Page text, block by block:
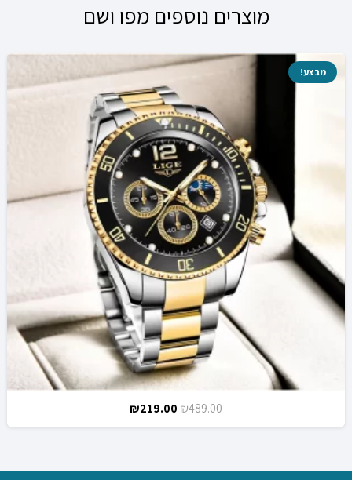
מוצרים נוספים מפו ושם
מבצע!
₪489.00
המחיר
המקורי
₪489.00.
₪219.00
המחיר
הנוכחי
₪219.00.